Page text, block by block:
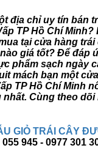
địa chỉ uy tín bán
TP Hồ Chí
tại cửa hàng trái
giá tốt? Để đáp
phẩm sạch ngày
mách bạn một
TP Hồ Chí Minh
nhất. Cùng theo
GIỎ TRÁI CÂY
055 945 - 0977 301